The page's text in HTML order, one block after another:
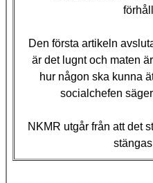
Den första artikeln
är det lugnt och maten
hur någon ska kunna
socialchefen
NKMR utgår från att det